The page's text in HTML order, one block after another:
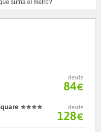
sufría el metro?
desde
84€
desde
128€